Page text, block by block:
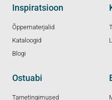
Inspiratsioon
Õppematerjalid
Kataloogid
Blogi
Ostuabi
Tarnetingimused